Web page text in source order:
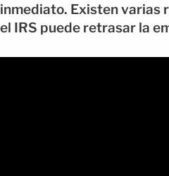
inmediato. Existen varias
el IRS puede retrasar la